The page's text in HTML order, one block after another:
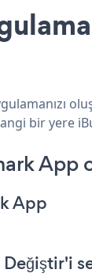
bir yere
App
App